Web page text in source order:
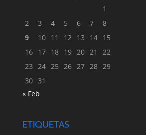
1
2
3 4 5 6 7
8
9
10 11 12 13 14 15
16 17 18 19 20 21
22
23 24 25 26 27 28 29
30 31
« Feb
ETIQUETAS